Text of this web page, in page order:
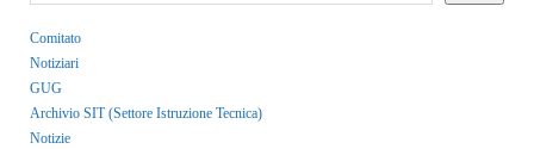
Comitato
Notiziari
GUG
Archivio SIT (Settore Istruzione Tecnica)
Notizie